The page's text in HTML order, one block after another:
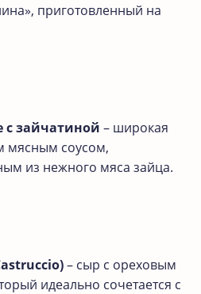
приготовленный на
с зайчатиной – широкая
мясным соусом,
из нежного мяса зайца.
– сыр с ореховым
идеально сочетается с